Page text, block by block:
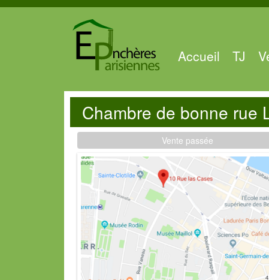
Accueil TJ
Chambre de bonne rue
Vente passée